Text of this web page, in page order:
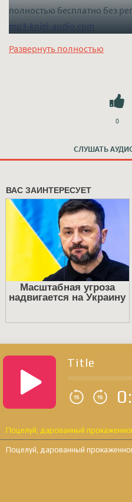
полностью бесплатно без
mp3-knigi-audio.com
Развернуть полностью
СЛУШАТЬ
0
Title
Поцелуй, дарованный
Поцелуй, дарованный